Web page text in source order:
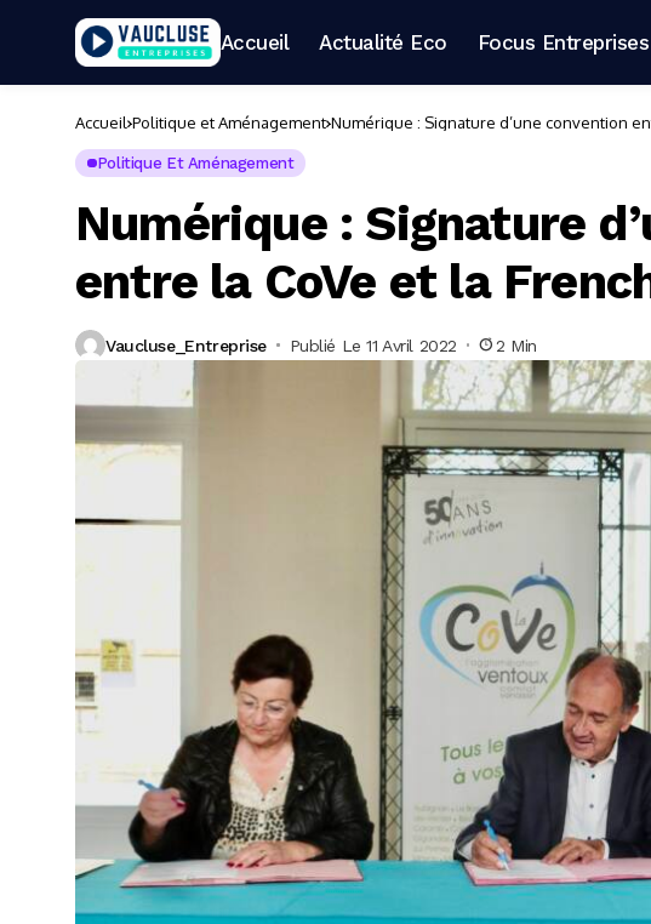
Accueil Actualité Eco Focus Entreprises
Accueil Politique et Aménagement Numérique : Signature d’une convention
Politique Et Aménagement
Numérique : Signature
entre la CoVe et la
Vaucluse_Entreprise Publié Le 11 Avril 2022 2 Min